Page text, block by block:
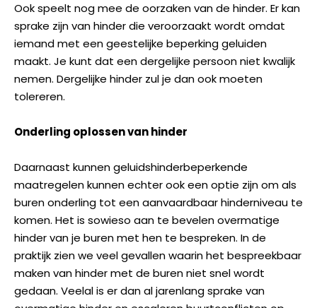
Ook speelt nog mee de oorzaken van de hinder. Er kan
sprake zijn van hinder die veroorzaakt wordt omdat
iemand met een geestelijke beperking geluiden
maakt. Je kunt dat een dergelijke persoon niet kwalijk
nemen. Dergelijke hinder zul je dan ook moeten
tolereren.
Onderling oplossen van hinder
Daarnaast kunnen geluidshinderbeperkende
maatregelen kunnen echter ook een optie zijn om als
buren onderling tot een aanvaardbaar hinderniveau te
komen. Het is sowieso aan te bevelen overmatige
hinder van je buren met hen te bespreken. In de
praktijk zien we veel gevallen waarin het bespreekbaar
maken van hinder met de buren niet snel wordt
gedaan. Veelal is er dan al jarenlang sprake van